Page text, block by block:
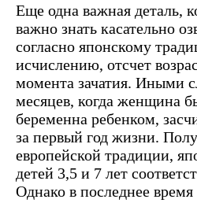
Еще одна важная деталь,
важно знать касательно
согласно японскому
исчислению, отсчет
момента зачатия. Иными
месяцев, когда женщина
беременна ребенком,
за первый год жизни.
европейской традиции,
детей 3,5 и 7 лет
Однако в последнее